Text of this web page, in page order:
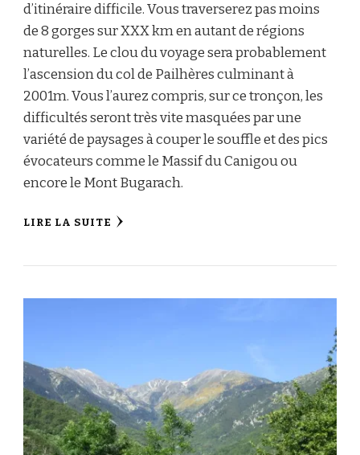
d’itinéraire difficile. Vous traverserez pas moins
de 8 gorges sur XXX km en autant de régions
naturelles. Le clou du voyage sera probablement
l’ascension du col de Pailhères culminant à
2001m. Vous l’aurez compris, sur ce tronçon, les
difficultés seront très vite masquées par une
variété de paysages à couper le souffle et des pics
évocateurs comme le Massif du Canigou ou
encore le Mont Bugarach.
LIRE LA SUITE